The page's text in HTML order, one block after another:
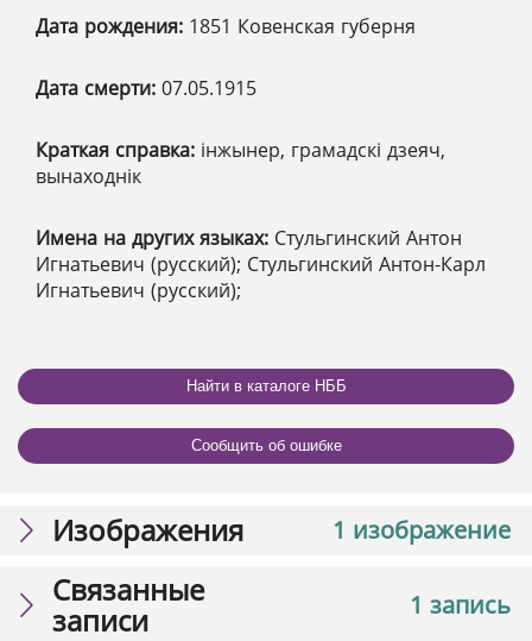
Дата рождения: 1851 Ковенская губерня
Дата смерти: 07.05.1915
Краткая справка: інжынер, грамадскі дзеяч,
вынаходнік
Имена на других языках: Стульгинский Антон
Игнатьевич (русский); Стульгинский Антон-Карл
Игнатьевич (русский);
Найти в каталоге НББ
Сообщить об ошибке
1 изображение
Изображения
1 запись
Связанные
записи